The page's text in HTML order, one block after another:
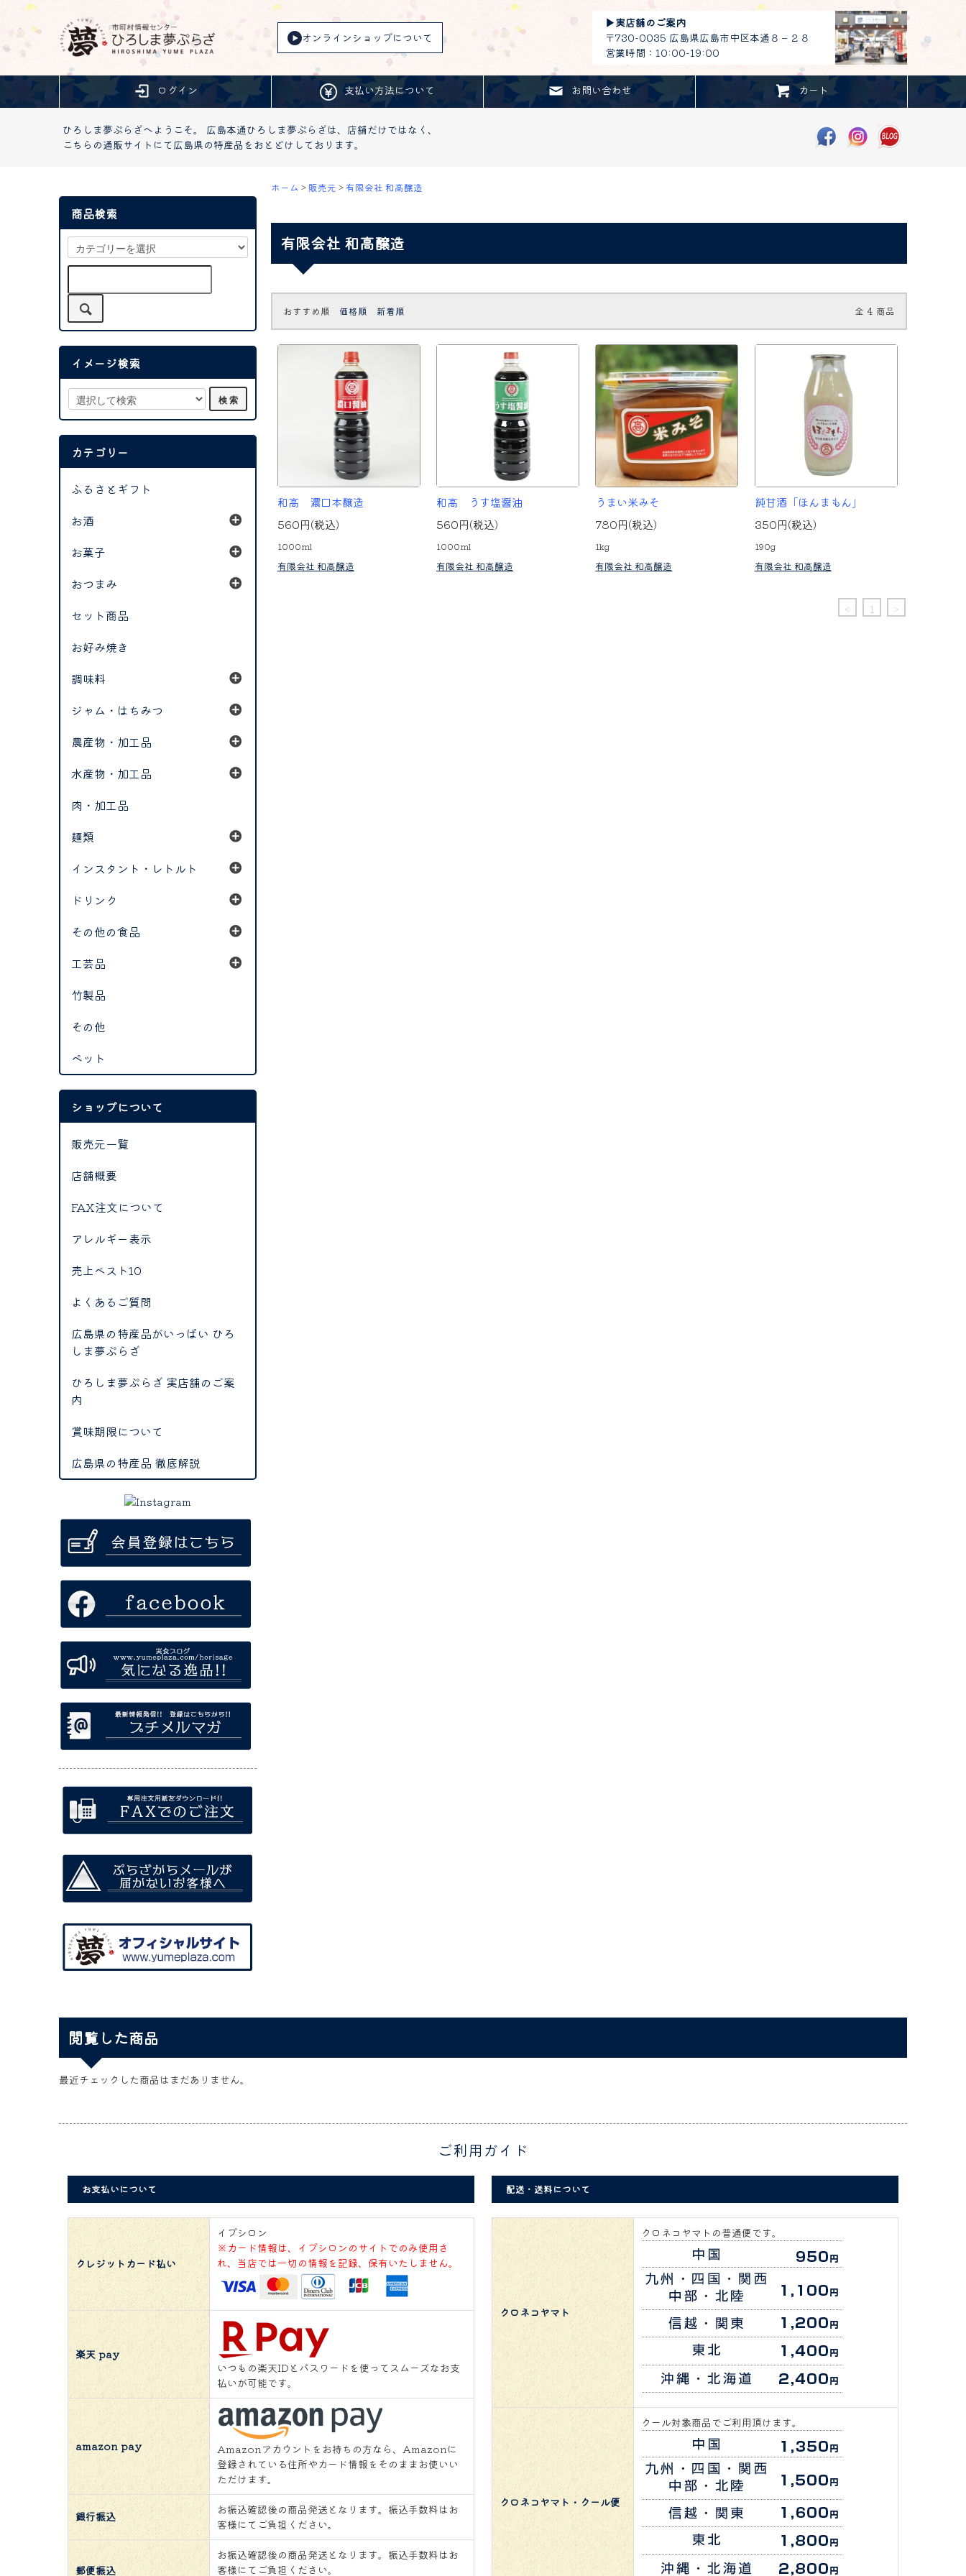
オンラインショップについて
▶︎実店舗のご案内
〒730-0035 広島県広島市中区本通８－２８
営業時間：10:00-19:00
ログイン 支払い方法について お問い合わせ カート
ひろしま夢ぷらざへようこそ。 広島本通ひろしま夢ぷらざは、店舗だけではなく、
こちらの通販サイトにて広島県の特産品をおとどけしております。
ホーム > 販売元 > 有限会社 和高醸造
有限会社 和高醸造
おすすめ順 価格順 新着順 全 4 商品
和高 濃口本醸造
560円(税込)
1000ml
有限会社 和高醸造
和高 うす塩醤油
560円(税込)
1000ml
有限会社 和高醸造
うまい米みそ
780円(税込)
1kg
有限会社 和高醸造
純甘酒「ほんまもん」
350円(税込)
190g
有限会社 和高醸造
< 1 >
商品検索
イメージ検索
カテゴリー
ふるさとギフト
お酒
お菓子
おつまみ
セット商品
お好み焼き
調味料
ジャム・はちみつ
農産物・加工品
水産物・加工品
肉・加工品
麺類
インスタント・レトルト
ドリンク
その他の食品
工芸品
竹製品
その他
ペット
ショップについて
販売元一覧
店舗概要
FAX注文について
アレルギー表示
売上ベスト10
よくあるご質問
広島県の特産品がいっぱい ひろ
しま夢ぷらざ
ひろしま夢ぷらざ 実店舗のご案
内
賞味期限について
広島県の特産品 徹底解説
閲覧した商品
最近チェックした商品はまだありません。
ご利用ガイド
お支払いについて
クレジットカード払い
イプシロン
※カード情報は、イプシロンのサイトでのみ使用さ
れ、当店では一切の情報を記録、保有いたしません。
楽天 pay
いつもの楽天IDとパスワードを使ってスムーズなお支
払いが可能です。
amazon pay
Amazonアカウントをお持ちの方なら、Amazonに
登録されている住所やカード情報をそのままお使いい
ただけます。
銀行振込
お振込確認後の商品発送となります。振込手数料はお
客様にてご負担ください。
郵便振込
お振込確認後の商品発送となります。振込手数料はお
客様にてご負担ください。
配送・送料について
クロネコヤマト
クロネコヤマトの普通便です。
クロネコヤマト・クール便
クール対象商品でご利用頂けます。